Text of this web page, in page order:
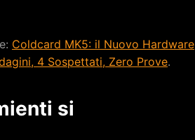
Coldcard MK5: il Nuovo Hardware
4 Sospettati, Zero Prove.
si